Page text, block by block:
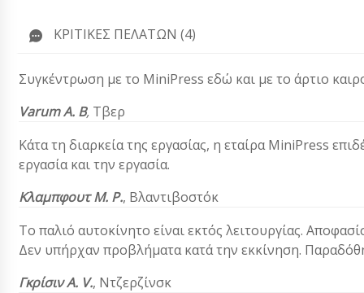
ΚΡΙΤΙΚΈΣ ΠΕΛΑΤΏΝ (4)
Συγκέντρωση με το MiniPress εδώ και με το άρτιο
Varum Α. Β, Τβερ
Κάτα τη διαρκεία της εργασίας, η εταίρα MiniPress
εργασία και την εργασία.
Κλαμπφουτ Μ. Ρ., Βλαντιβοστόκ
Το παλιό αυτοκίνητο είναι εκτός λειτουργίας.
Δεν υπήρχαν προβλήματα κατά την εκκίνηση.
Γκρίσιν Α. V., Ντζερζίνσκ